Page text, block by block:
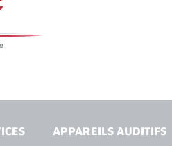
APPAREILS AUDITIFS